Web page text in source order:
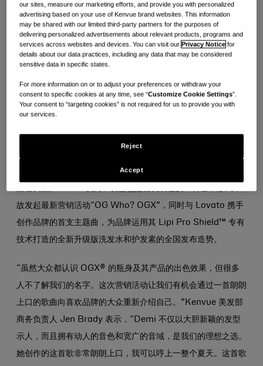
新泽西州斯基尔曼 - 2024年7月16日–护发领域的“OG”聚焦
全新品牌配方，并推出以音乐为主题的社交营销活动“OG
Who? OGX”
歌手、词曲作者兼演员 Demi Lovato 正与首屈一指的护发品
牌 OGX®*合作，打造品牌主题曲，彰显通过秀发表达自我的
多年来，Demi Lovato 一直以动人的歌声和大胆的发型转变激
故发起最新营销活动“OG Who? OGX”，同时与 Lovato 携手
创作品牌的首支主题曲，为品牌运用其 Lipi Pro Shield™ 专有
技术打造的全新升级版洗发水和护发素的全国发布造势。
“虽然大众都认识 OGX® 的瓶身及其产品的出色效果，但很多
人不了解我们的名字。这次营销活动让我们有机会通过一首朗朗
上口的歌曲向喜欢品牌的大众重新介绍自己。”Kenvue 美发部
商务负责人 Jen Brady 表示，“Demi 不仅以大胆新颖的发型
示人，而且拥有动人的音色和宽广的音域，是我们的理想之选。
她创作的这首歌非常朗朗上口，我可以哼上一整个夏天。这首歌
our sites, measure our marketing efforts, and provide you with personalized
advertising based on your use of Kenvue brand websites. This information
may be shared with our limited third-party partners for the purposes of
delivering personalized advertisements about relevant products, programs and
services across websites and devices. You can visit our Privacy Notice for
details about our data practices, including any data that may be considered
sensitive data in specific states.
For more information on or to adjust your preferences or withdraw your
consent to specific cookies at any time, see “Customize Cookie Settings”.
Your consent to “targeting cookies” is not required for us to provide you with
our services.
Reject
Accept